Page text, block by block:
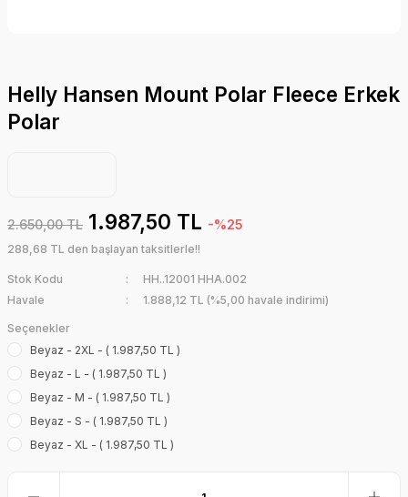
Helly Hansen Mount Polar Fleece Erkek
Polar
2.650,00 TL 1.987,50 TL -%25
288,68 TL den başlayan taksitlerle!!
Stok Kodu
HH..12001 HHA.002
Havale
1.888,12 TL (%5,00 havale indirimi)
Seçenekler
Beyaz - 2XL - ( 1.987,50 TL )
Beyaz - L - ( 1.987,50 TL )
Beyaz - M - ( 1.987,50 TL )
Beyaz - S - ( 1.987,50 TL )
Beyaz - XL - ( 1.987,50 TL )